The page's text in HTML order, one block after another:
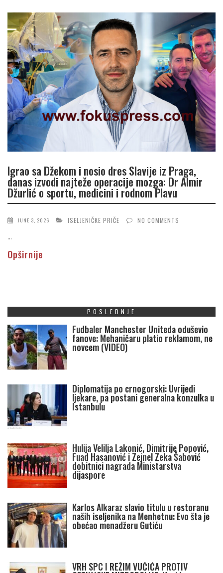
Igrao sa Džekom i nosio dres Slavije iz Praga,
danas izvodi najteže operacije mozga: Dr Almir
Džurlić o sportu, medicini i rodnom Plavu
JUNE 3, 2026 ISELJENIČKE PRIČE NO COMMENTS
...
Opširnije
POSLEDNJE
Fudbaler Manchester Uniteda oduševio
fanove: Mehaničaru platio reklamom, ne
novcem (VIDEO)
Diplomatija po crnogorski: Uvrijedi
ljekare, pa postani generalna konzulka u
Istanbulu
Hulija Velilja Lakonić, Dimitrije Popović,
Fuad Hasanović i Zejnel Zeka Šabović
dobitnici nagrada Ministarstva
dijaspore
Karlos Alkaraz slavio titulu u restoranu
naših iseljenika na Menhetnu: Evo šta je
obećao menadžeru Gutiću
VRH SPC I REŽIM VUČIĆA PROTIV